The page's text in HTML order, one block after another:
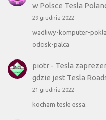
w Polsce Tesla
29 grudnia 2022
wadliwy-komputer-
odcisk-palca
piotr- Tesla
gdzie jest Tesla
21 grudnia 2022
kocham tesle essa.